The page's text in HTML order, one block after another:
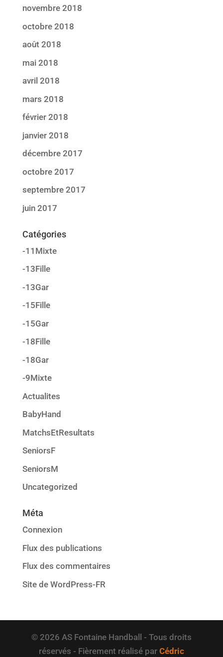
novembre 2018
octobre 2018
août 2018
mai 2018
avril 2018
mars 2018
février 2018
janvier 2018
décembre 2017
octobre 2017
septembre 2017
juin 2017
Catégories
-11Mixte
-13Fille
-13Gar
-15Fille
-15Gar
-18Fille
-18Gar
-9Mixte
Actualites
BabyHand
MatchsEtResultats
SeniorsF
SeniorsM
Uncategorized
Méta
Connexion
Flux des publications
Flux des commentaires
Site de WordPress-FR
© 2026 AS Fontaine Handball - Tous droits
réservés - Fièrement réalisé par Cédric